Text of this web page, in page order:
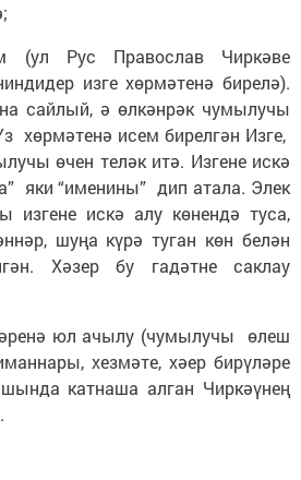
(ул Рус Православ Чиркәве
изге хөрмәтенә бирелә).
сайлый, ә өлкәнрәк чумылучы
хөрмәтенә исем бирелгән Изге,
өчен теләк итә. Изгене искә
яки “именины” дип атала. Элек
изгене искә алу көнендә туса,
шуңа күрә туган көн белән
Хәзер бу гадәтне саклау
юл ачылу (чумылучы өлеш
хезмәте, хәер бирүләре
катнаша алган Чиркәүнең